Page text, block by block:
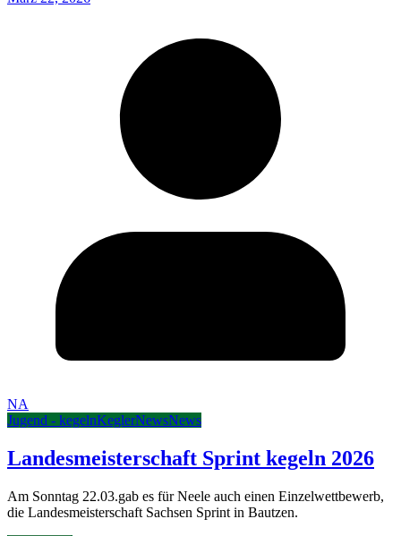
NA
Jugend - kegelnKeglerNewsNews
Landesmeisterschaft Sprint kegeln 2026
Am Sonntag 22.03.gab es für Neele auch einen Einzelwettbewerb,
die Landesmeisterschaft Sachsen Sprint in Bautzen.